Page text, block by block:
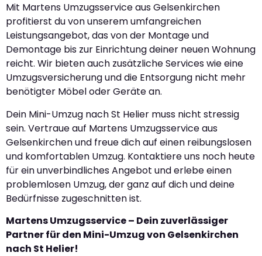
Mit Martens Umzugsservice aus Gelsenkirchen
profitierst du von unserem umfangreichen
Leistungsangebot, das von der Montage und
Demontage bis zur Einrichtung deiner neuen Wohnung
reicht. Wir bieten auch zusätzliche Services wie eine
Umzugsversicherung und die Entsorgung nicht mehr
benötigter Möbel oder Geräte an.
Dein Mini-Umzug nach St Helier muss nicht stressig
sein. Vertraue auf Martens Umzugsservice aus
Gelsenkirchen und freue dich auf einen reibungslosen
und komfortablen Umzug. Kontaktiere uns noch heute
für ein unverbindliches Angebot und erlebe einen
problemlosen Umzug, der ganz auf dich und deine
Bedürfnisse zugeschnitten ist.
Martens Umzugsservice – Dein zuverlässiger
Partner für den Mini-Umzug von Gelsenkirchen
nach St Helier!